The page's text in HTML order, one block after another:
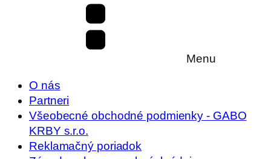
Menu
O nás
Partneri
Všeobecné obchodné podmienky - GABO
KRBY s.r.o.
Reklamačný poriadok